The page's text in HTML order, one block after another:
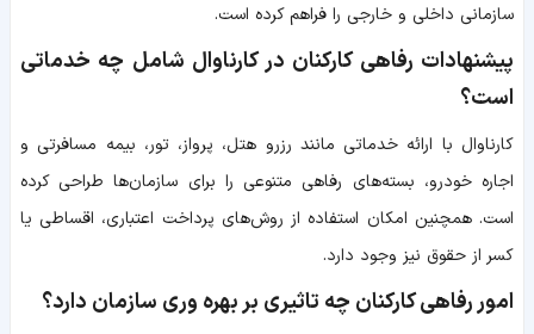
سازمانی داخلی و خارجی را فراهم کرده است.
پیشنهادات رفاهی کارکنان در کارناوال شامل چه خدماتی
است؟
کارناوال با ارائه خدماتی مانند رزرو هتل، پرواز، تور، بیمه مسافرتی و
اجاره خودرو، بسته‌های رفاهی متنوعی را برای سازمان‌ها طراحی کرده
است. همچنین امکان استفاده از روش‌های پرداخت اعتباری، اقساطی یا
کسر از حقوق نیز وجود دارد.
امور رفاهی کارکنان چه تاثیری بر بهره وری سازمان دارد؟